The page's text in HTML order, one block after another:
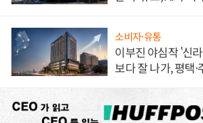
소비자·유통
이부진 야심작 '신
보다 잘 나가, 평택·